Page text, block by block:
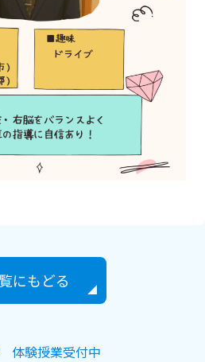
にもどる
体験授業受付中